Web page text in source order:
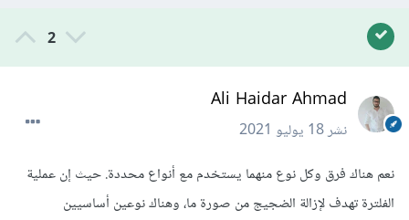
2
Ali Haidar Ahmad
نشر18 يوليو 2021
نعم هناك فرق وكل نوع منهما يستخدم مع أنواع محددة. حيث إن عملية
الفلترة تهدف لإزالة الضجيج من صورة ما، وهناك نوعين أساسيين